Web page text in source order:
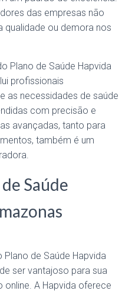
das empresas não
qualidade ou demora nos
Plano de Saúde Hapvida
profissionais
as necessidades de saúde
com precisão e
avançadas, tanto para
também é um
Saúde
de Saúde Hapvida
ser vantajoso para sua
A Hapvida oferece